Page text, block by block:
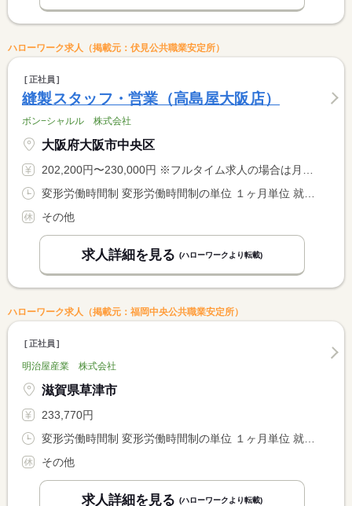
ハローワーク求人（掲載元：伏見公共職業安定所）
正社員
縫製スタッフ・営業（高島屋大阪店）
ボン−シャルル 株式会社
大阪府大阪市中央区
202,200円〜230,000円 ※フルタイム求人の場合は月額（換算額）、パート求人の場合は時間額を表示しています。
その他
求人詳細を見る (ハローワークより転載)
ハローワーク求人（掲載元：福岡中央公共職業安定所）
正社員
明治屋産業 株式会社
滋賀県草津市
233,770円
その他
求人詳細を見る (ハローワークより転載)